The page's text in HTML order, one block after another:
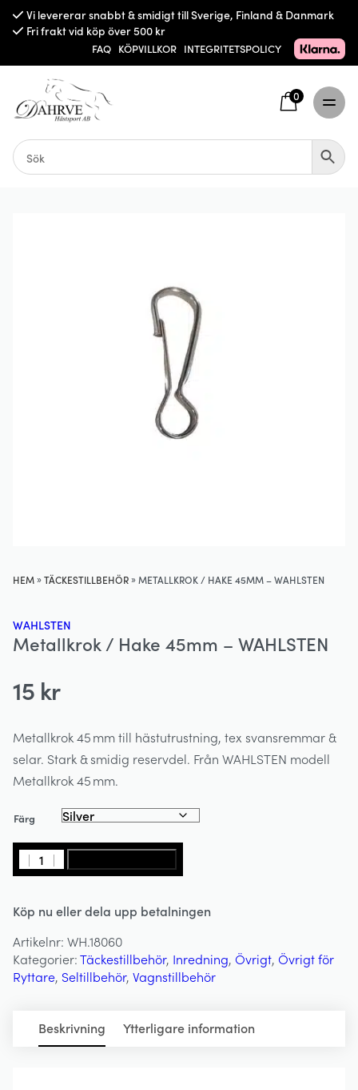
Vi levererar snabbt & smidigt till Sverige, Finland & Danmark
Fri frakt vid köp över 500 kr
FAQ KÖPVILLKOR INTEGRITETSPOLICY
0
HEM»TÄCKESTILLBEHÖR»METALLKROK / HAKE 45MM – WAHLSTEN
WAHLSTEN
Metallkrok / Hake 45mm – WAHLSTEN
15 kr
Metallkrok 45 mm till hästutrustning, tex svansremmar &
selar. Stark & smidig reservdel. Från WAHLSTEN modell
Metallkrok 45 mm.
Färg
Metallkrok
/
45mm
WAHLSTEN
mängd
Köp nu eller dela upp betalningen
Artikelnr: WH.18060
Kategorier:Täckestillbehör, Inredning, Övrigt, Övrigt för
Ryttare, Seltillbehör, Vagnstillbehör
Beskrivning Ytterligare information